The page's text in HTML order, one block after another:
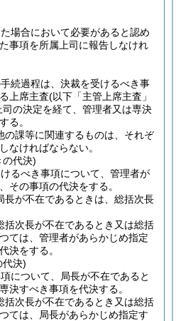
場合において必要があると認め
事項を所属上司に報告しなけれ
続過程は、決裁を受けるべき事
上席主査(以下「主管上席主査」
の決定を経て、管理者又は専決
る。
の課等に関連するものは、それぞ
なければならない。
の代決)
るべき事項について、管理者が
その事項の代決をする。
長が不在であるときは、総括次長
括次長が不在であるとき又は総括
ては、管理者があらかじめ指定
決をする。
代決)
について、局長が不在であると
決すべき事項を代決する。
括次長が不在であるとき又は総括
ては、局長があらかじめ指定す